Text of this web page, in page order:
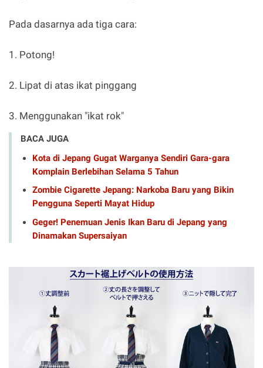
Pada dasarnya ada tiga cara:
1. Potong!
2. Lipat di atas ikat pinggang
3. Menggunakan "ikat rok"
BACA JUGA
Kota di Jepang Gugat Warganya Sendiri Gara-gara
Komplain Berlebihan Selama 5 Tahun
Zombie Cigarette Jepang: Narkoba Baru yang Bikin
Pengguna Seperti Mayat Hidup
Geger! Penemuan Jenis Ikan Baru di Jepang yang
Dinamakan Supersaiyan